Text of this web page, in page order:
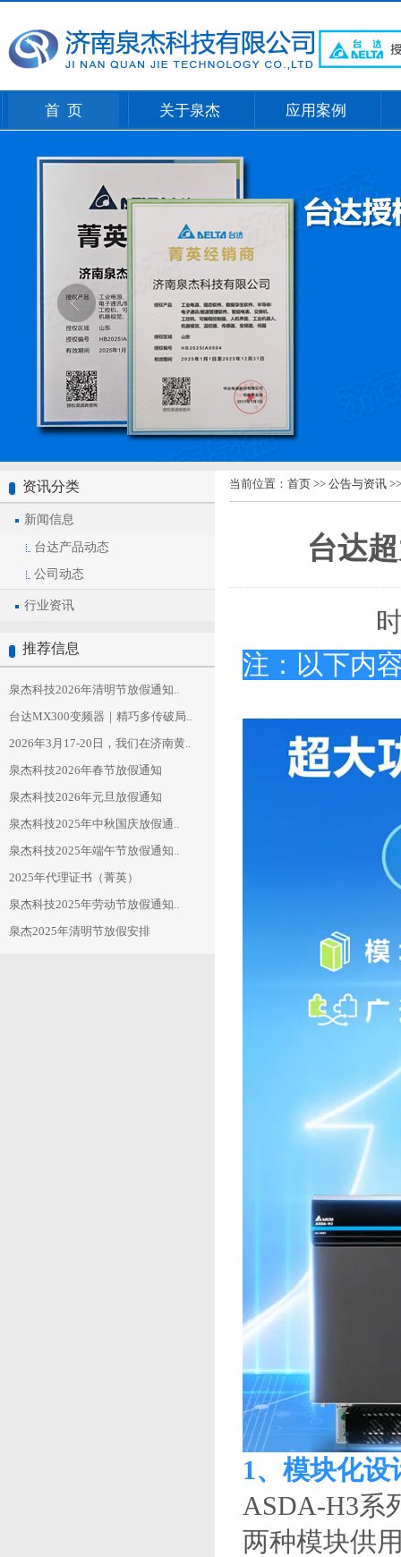
首 页 关于泉杰 应用案例
资讯分类
新闻信息
台达产品动态
公司动态
行业资讯
推荐信息
泉杰科技2026年清明节放假通知..
台达MX300变频器｜精巧多传破局..
2026年3月17-20日，我们在济南黄..
泉杰科技2026年春节放假通知
泉杰科技2026年元旦放假通知
泉杰科技2025年中秋国庆放假通..
泉杰科技2025年端午节放假通知..
2025年代理证书（菁英）
泉杰科技2025年劳动节放假通知..
泉杰2025年清明节放假安排
当前位置： 首页 >> 公告与资讯
台达
注：以下内
1、模块化设
ASDA-H3系
两种模块供